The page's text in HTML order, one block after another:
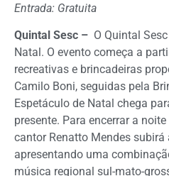
Entrada: Gratuita
Quintal Sesc – O Quintal
Natal. O evento começa a
recreativas e brincadeiras
Camilo Boni, seguidas pela
Espetáculo de Natal chega
presente. Para encerrar a
cantor Renatto Mendes subirá
apresentando uma
música regional sul-mato-